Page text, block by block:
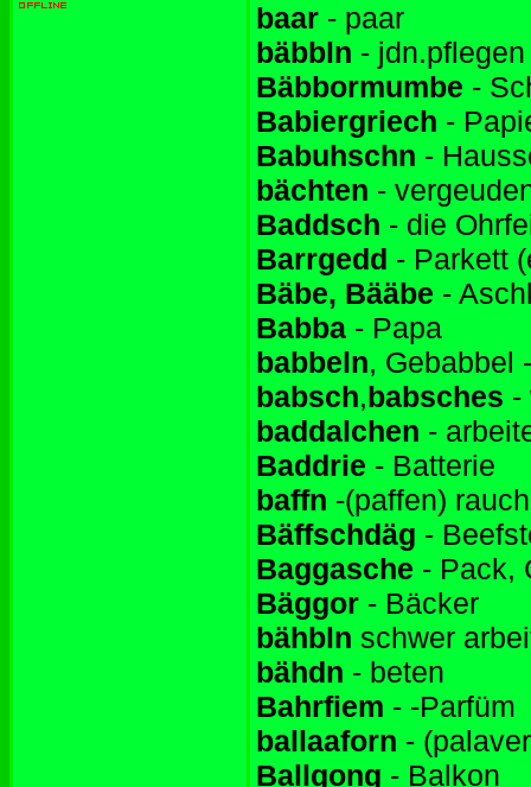
baar - paar
bäbbln - jdn.pflegen
Bäbbormumbe -
Babiergriech -
Babuhschn -
bächten -
Baddsch - die
Barrgedd - Parkett
Bäbe, Bääbe -
Babba - Papa
babbeln, Gebabbel
babsch,babsches -
baddalchen -
Baddrie - Batterie
baffn -(paffen)
Bäffschdäg -
Baggasche - Pack,
Bäggor - Bäcker
bähbln schwer
bähdn - beten
Bahrfiem - -Parfüm
ballaaforn -
Ballgong - Balkon